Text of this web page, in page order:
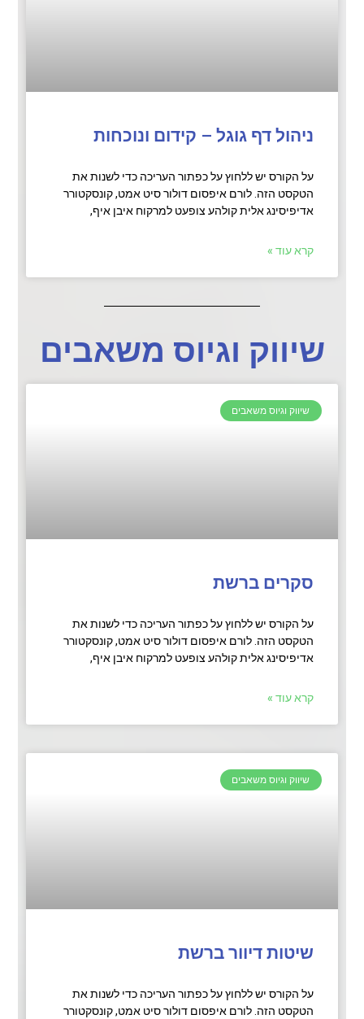
ניהול דף גוגל – קידום ונוכחות
על הקורס יש ללחוץ על כפתור העריכה כדי לשנות את
הטקסט הזה. לורם איפסום דולור סיט אמט, קונסקטורר
אדיפיסינג אלית קולהע צופעט למרקוח איבן איף,
קרא עוד »
שיווק וגיוס משאבים
שיווק וגיוס משאבים
סקרים ברשת
על הקורס יש ללחוץ על כפתור העריכה כדי לשנות את
הטקסט הזה. לורם איפסום דולור סיט אמט, קונסקטורר
אדיפיסינג אלית קולהע צופעט למרקוח איבן איף,
קרא עוד »
שיווק וגיוס משאבים
שיטות דיוור ברשת
על הקורס יש ללחוץ על כפתור העריכה כדי לשנות את
הטקסט הזה. לורם איפסום דולור סיט אמט, קונסקטורר